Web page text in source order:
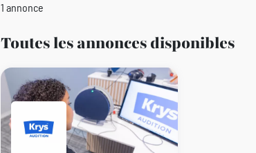
1 annonce
Toutes les annonces disponibles